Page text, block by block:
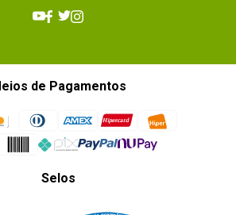
de Pagamentos
Selos